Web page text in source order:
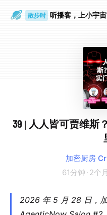
散步时 听播客，上小宇宙
39 | 人人皆可贾维斯
加密厨房
61分钟 · 2个
2026 年 5 月 28 日，